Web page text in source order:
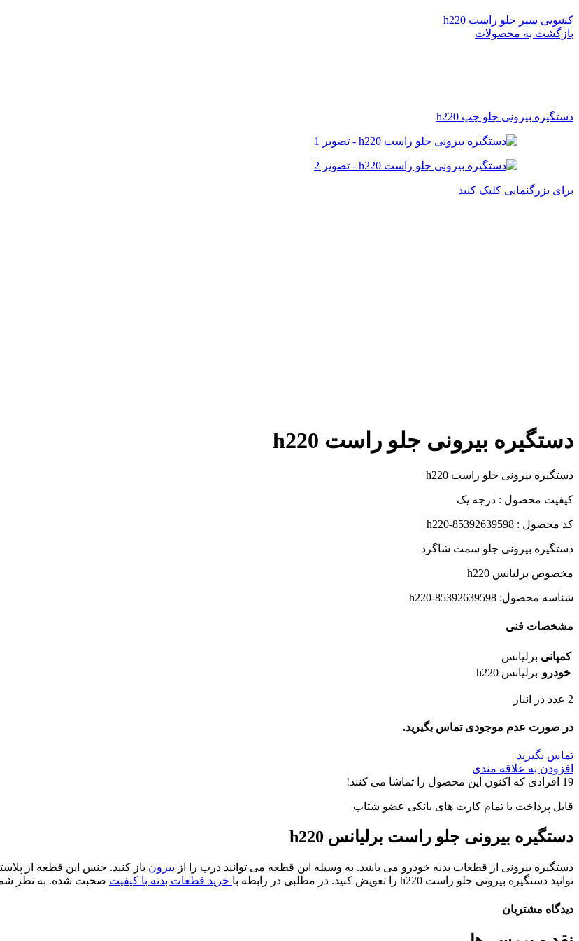
کشویی سپر جلو راست h220
بازگشت به محصولات
دستگیره بیرونی جلو چپ h220
برای بزرگنمایی کلیک کنید
دستگیره بیرونی جلو راست h220
دستگیره بیرونی جلو راست h220
کیفیت محصول : درجه یک
کد محصول : h220-85392639598
دستگیره بیرونی جلو سمت شاگرد
مخصوص برلیانس h220
شناسه محصول: h220-85392639598
مشخصات فنی
کمپانی برلیانس
خودرو برلیانس h220
2 عدد در انبار
در صورت عدم موجودی تماس بگیرید.
تماس بگیرید
افزودن به علاقه مندی
19 افرادی که اکنون این محصول را تماشا می کنند!
قابل پرداخت با تمام کارت های بانکی عضو شتاب
دستگیره بیرونی جلو راست برلیانس h220
دستگیره بیرونی از قطعات بدنه خودرو می باشد. به وسیله این قطعه می توانید درب را از بیرون باز کنید. جنس این قطعه از
توانید دستگیره بیرونی جلو راست h220 را تعویض کنید. در مطلبی در رابطه با
خرید قطعات بدنه با کیفیت صحبت شده. به نظر
دیدگاه مشتریان